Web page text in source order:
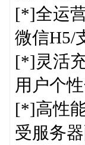
[*]全运
微信H5/
[*]灵活
用户个性
[*]高性
受服务